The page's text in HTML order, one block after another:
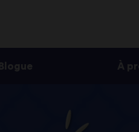
Blogue À